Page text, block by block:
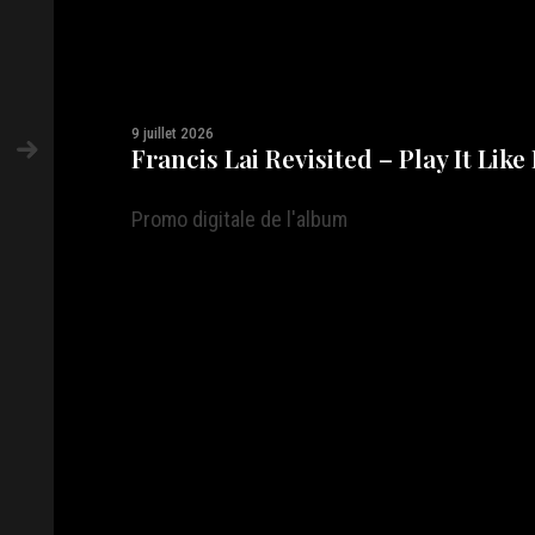
9 juillet 2026
Francis Lai Revisited – Play It Like
Promo digitale de l'album